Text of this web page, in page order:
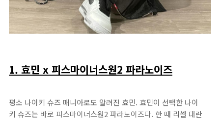
1. 효민 x 피스마이너스원2 파라노이즈
평소 나이키 슈즈 매니아로도 알려진 효민. 효민이 선택한 나이
키 슈즈는 바로 피스마이너스원2 파라노이즈다. 한 때 리셀 대란